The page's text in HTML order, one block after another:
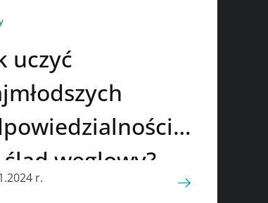
uczyć
ślad węglowy?
r.